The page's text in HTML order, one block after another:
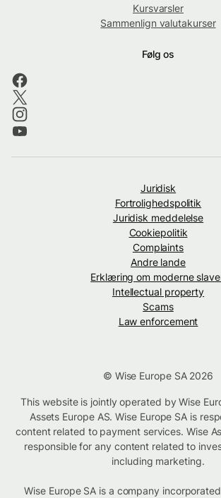
Kursvarsler
Sammenlign valutakurser
Følg os
Juridisk
Fortrolighedspolitik
Juridisk meddelelse
Cookiepolitik
Complaints
Andre lande
Erklæring om moderne
Intellectual property
Scams
Law enforcement
© Wise Europe SA 2026
This website is jointly operated by Wise
Assets Europe AS. Wise Europe SA is
content related to payment services. Wise
responsible for any content related to
including marketing.
Wise Europe SA is a company